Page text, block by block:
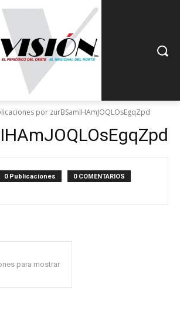
por zurBSamIHAmJOQLOsEgqZpd
0 Publicaciones 0 COMENTARIOS
para mostrar